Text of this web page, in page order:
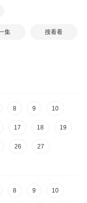
集 搜看看
8 9 10
17 18 19
26 27
8 9 10